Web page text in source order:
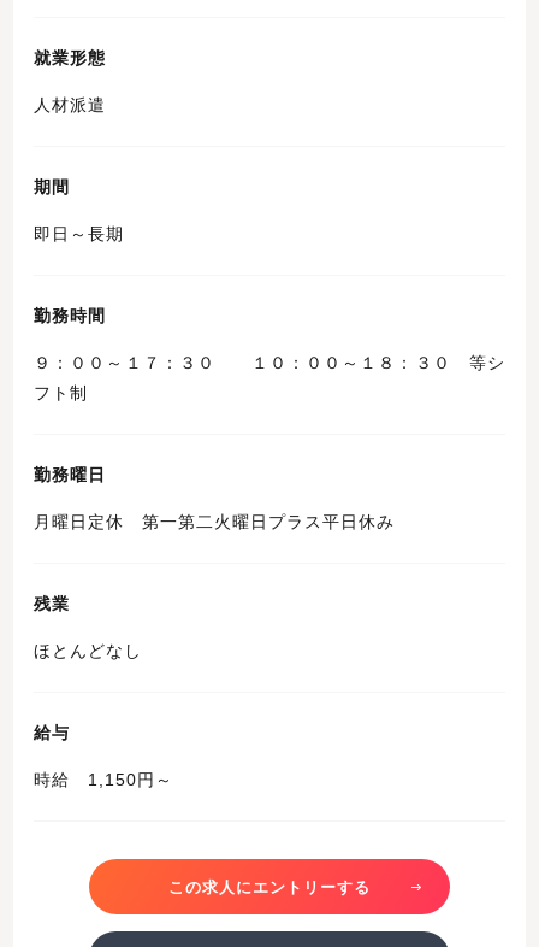
就業形態
人材派遣
期間
即日～長期
勤務時間
９：００～１７：３０ １０：００～１８：３０ 等シ
フト制
勤務曜日
月曜日定休 第一第二火曜日プラス平日休み
残業
ほとんどなし
給与
時給 1,150円～
この求人にエントリーする